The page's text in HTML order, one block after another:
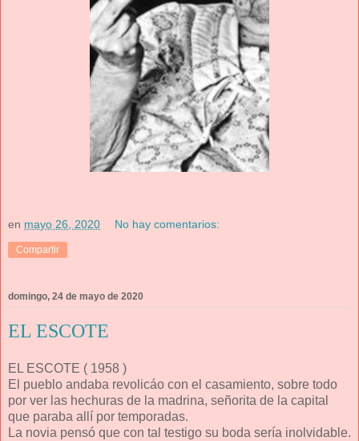
en mayo 26, 2020 No hay comentarios:
Compartir
domingo, 24 de mayo de 2020
EL ESCOTE
EL ESCOTE ( 1958 )
El pueblo andaba revolicáo con el casamiento, sobre todo
por ver las hechuras de la madrina, señorita de la capital
que paraba allí por temporadas.
La novia pensó que con tal testigo su boda sería inolvidable.